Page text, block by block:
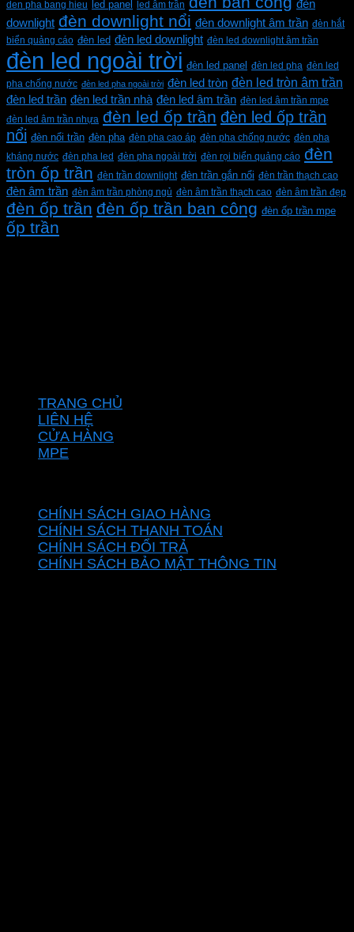
den pha bang hieu led panel led âm trần
đèn
downlight đèn downlight nổi đèn downlight âm trần đèn hắt
biển quảng cáo đèn led đèn led downlight đèn led downlight âm trần
đèn led ngoài trời đèn led panel đèn led pha đèn led
pha chống nước đèn led pha ngoài trời đèn led tròn đèn led tròn âm trần
đèn led trần đèn led trần nhà đèn led âm trần đèn led âm trần mpe
đèn led âm trần nhựa đèn led ốp trần đèn led ốp trần
nổi đèn nổi trần đèn pha đèn pha cao áp đèn pha chống nước đèn pha
kháng nước đèn pha led đèn pha ngoài trời đèn rọi biển quảng cáo đèn
tròn ốp trần đèn trần downlight đèn trần gắn nổi đèn trần thạch cao
đèn âm trần đèn âm trần phòng ngủ đèn âm trần thạch cao đèn âm trần đẹp
đèn ốp trần đèn ốp trần ban công đèn ốp trần mpe
ốp trần
TRANG CHỦ
LIÊN HỆ
CỬA HÀNG
MPE
CHÍNH SÁCH GIAO HÀNG
CHÍNH SÁCH THANH TOÁN
CHÍNH SÁCH ĐỔI TRẢ
CHÍNH SÁCH BẢO MẬT THÔNG TIN